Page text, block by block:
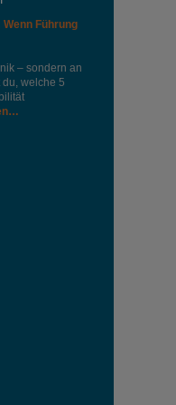
Führung
– sondern an
welche 5